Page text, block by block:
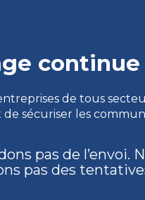
de tous
sécuriser les
pas de l’envoi.
pas des